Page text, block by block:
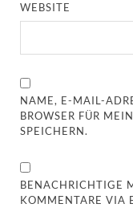
WEBSITE
NAME, E-MAIL-
BROWSER FÜR
SPEICHERN.
BENACHRICHTIGE
KOMMENTARE VIA